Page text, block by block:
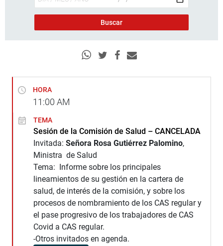
HORA
11:00 AM
TEMA
Sesión de la Comisión de Salud – CANCELADA
Invitada: Señora Rosa Gutiérrez Palomino,
Ministra de Salud
Tema: Informe sobre los principales
lineamientos de su gestión en la cartera de
salud, de interés de la comisión, y sobre los
procesos de nombramiento de los CAS regular y
el pase progresivo de los trabajadores de CAS
Covid a CAS regular.
-Otros invitados en agenda.